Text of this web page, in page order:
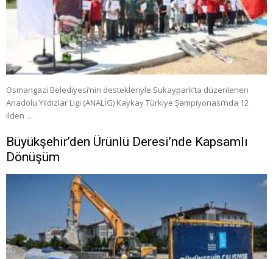
Osmangazi Belediyesi’nin destekleriyle Sukaypark’ta düzenlenen
Anadolu Yıldızlar Ligi (ANALİG) Kaykay Türkiye Şampiyonası’nda 12
ilden …
Büyükşehir’den Ürünlü Deresi’nde Kapsamlı
Dönüşüm